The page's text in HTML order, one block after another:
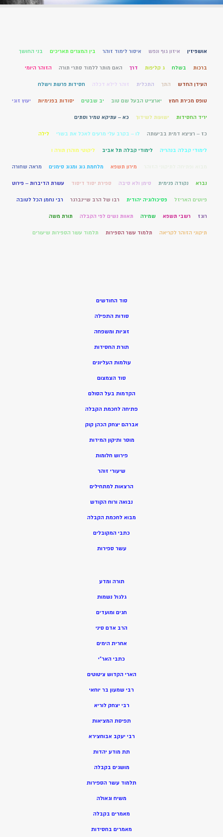
אושפיזין איזון גוף ונפש איסור לימוד זוהר בין המצרים תאריכים בני החושך
ברכות בשלח ג קליפות דרך האם מותר ללמוד סתרי תורה הזוהר היומי
העידן החדש התך התכלית זוהר לילא דכלה חסידות פרשת וישלח
טופס מכירת חמץ יארצייט הבעל שם טוב יב שבטים יסודות בפנימיות יעוץ זוגי
יריד החסידות ישועות לשידוך כא – עתיקא טמיר וסתים
כז – רציצא דמית בביעותה לו – בקרב עלי מרעים לאכל את בשרי לילה
לימודי קבלה בנהריה לימודי קבלה תל אביב ליקוטי מוהרן תורה ו
מירון תשפא מלחמת גוג ומגוג סימנים מראה שחורה
נברא נקודה פנימית סימן ולא סיבה ספירת יסוד דיסוד עשרת הדיברות – פירוט
פיוטים האריזל פסיכולוגיה יהודית רבו של הרב שיינברגר רבי נחמן הכל לטובה
רוגז רשבי תשפא שמירה תאוות נשים לפי הקבלה תורת משה
תיקוני הזוהר לקריאה תלמוד עשר הספירות תלמוד עשר הספירות שיעורים
סוד החודשים
סודות התפילה
זוגיות ומשפחה
תורת החסידות
עולמות העליונים
סוד הצמצום
הקדמות בעל הסולם
פתיחה לחכמת הקבלה
אברהם יצחק הכהן קוק
מוסר ותיקון המידות
פירוש חלומות
שיעורי זוהר
הרצאות למתחילים
נבואה ורוח הקודש
מבוא לחכמת הקבלה
כתבי המקובלים
עשר ספירות
תורה ומדע
גלגול נשמות
חגים ומועדים
הרב אדם סיני
אחרית הימים
כתבי האר”י
הארי הקדוש ציטוטים
רבי שמעון בר יוחאי
רבי יצחק לוריא
תפיסת המציאות
רבי יעקב אבוחצירא
תת מודע יהדות
מושגים בקבלה
תלמוד עשר הספירות
משיח וגאולה
מאמרים בקבלה
מאמרים בחסידות